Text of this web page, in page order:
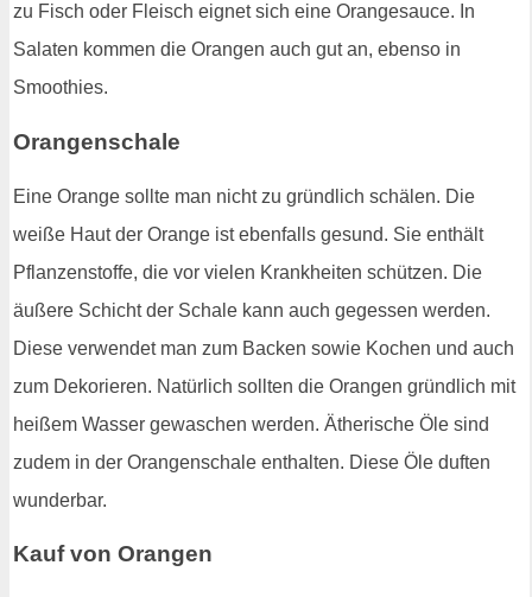
zu Fisch oder Fleisch eignet sich eine Orangesauce. In
Salaten kommen die Orangen auch gut an, ebenso in
Smoothies.
Orangenschale
Eine Orange sollte man nicht zu gründlich schälen. Die
weiße Haut der Orange ist ebenfalls gesund. Sie enthält
Pflanzenstoffe, die vor vielen Krankheiten schützen. Die
äußere Schicht der Schale kann auch gegessen werden.
Diese verwendet man zum Backen sowie Kochen und auch
zum Dekorieren. Natürlich sollten die Orangen gründlich mit
heißem Wasser gewaschen werden. Ätherische Öle sind
zudem in der Orangenschale enthalten. Diese Öle duften
wunderbar.
Kauf von Orangen